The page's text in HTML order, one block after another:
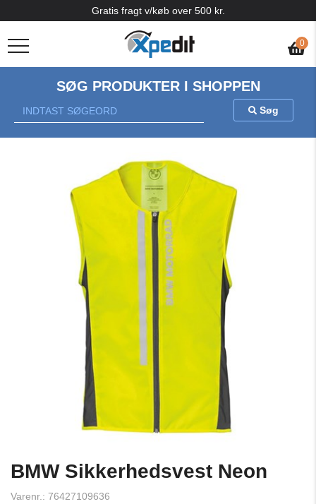
0
Gratis fragt v/køb over 500 kr.
SØG PRODUKTER I SHOPPEN
Søg
BMW Sikkerhedsvest Neon
Varenr.: 76427109636